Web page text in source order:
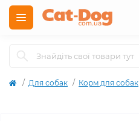
Для собак Корм для собак